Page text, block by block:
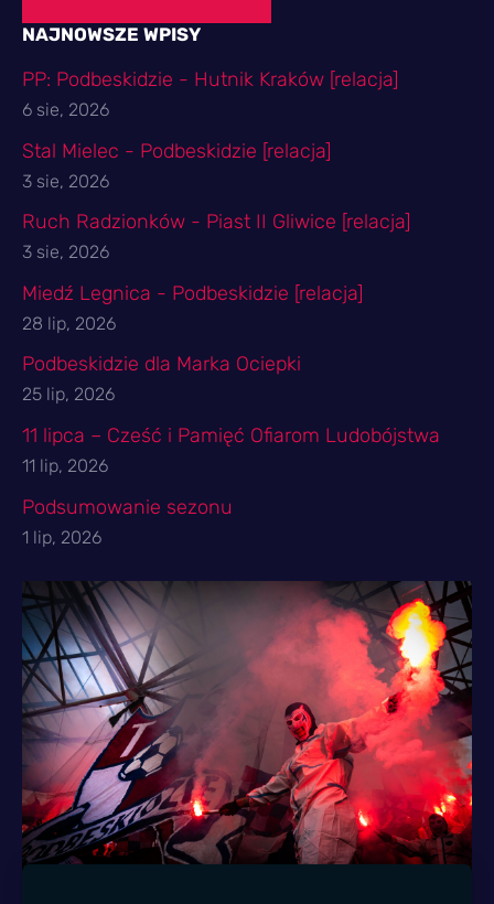
NAJNOWSZE WPISY
PP: Podbeskidzie - Hutnik Kraków [relacja]
6 sie, 2026
Stal Mielec - Podbeskidzie [relacja]
3 sie, 2026
Ruch Radzionków - Piast II Gliwice [relacja]
3 sie, 2026
Miedź Legnica - Podbeskidzie [relacja]
28 lip, 2026
Podbeskidzie dla Marka Ociepki
25 lip, 2026
11 lipca – Cześć i Pamięć Ofiarom Ludobójstwa
11 lip, 2026
Podsumowanie sezonu
1 lip, 2026